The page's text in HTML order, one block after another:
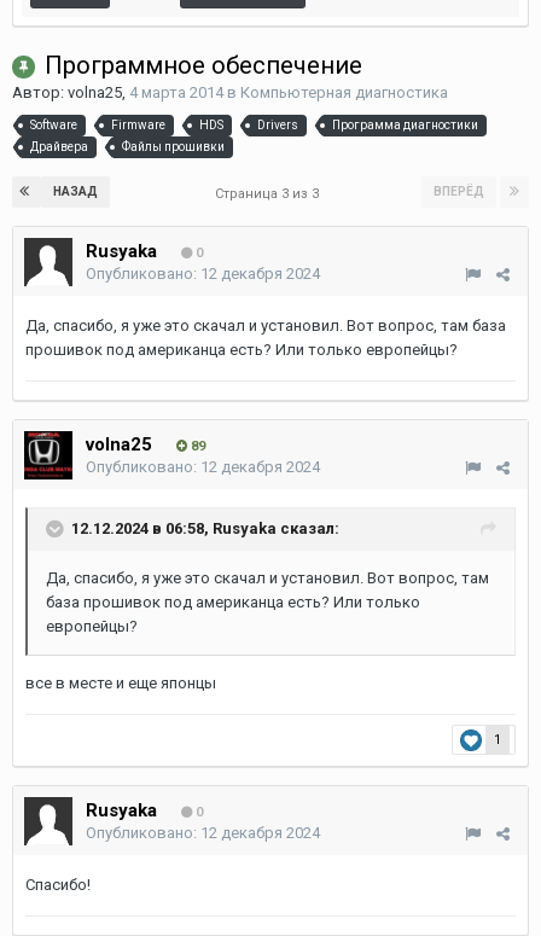
Программное обеспечение
Автор: volna25, 4 марта 2014в Компьютерная диагностика
Software Firmware HDS Drivers
Программа диагностики
Драйвера
Файлы прошивки
НАЗАД ВПЕРЁД
Страница 3 из 3
Rusyaka 0
Опубликовано: 12 декабря 2024
Да, спасибо, я уже это скачал и установил. Вот вопрос, там база
прошивок под американца есть? Или только европейцы?
volna25 89
Опубликовано: 12 декабря 2024
12.12.2024 в 06:58, Rusyaka сказал:
Да, спасибо, я уже это скачал и установил. Вот вопрос, там
база прошивок под американца есть? Или только
европейцы?
все в месте и еще японцы
1
Rusyaka 0
Опубликовано: 12 декабря 2024
Спасибо!